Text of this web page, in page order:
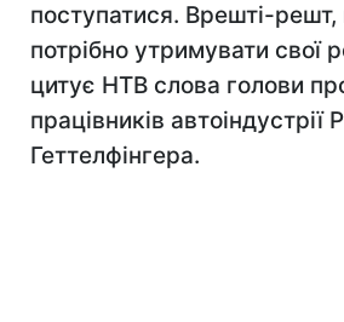
поступатися. Врешті-
потрібно утримувати свої
цитує НТВ слова голови
працівників автоіндустрії
Геттелфінгера.